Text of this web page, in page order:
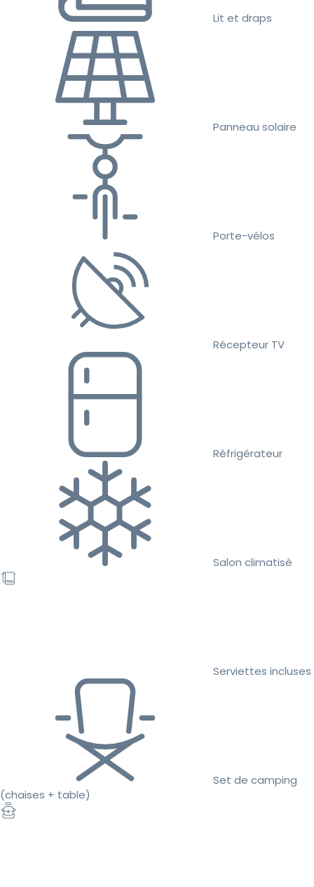
Lit et draps
Panneau solaire
Porte-vélos
Récepteur TV
Réfrigérateur
Salon climatisé
Serviettes incluses
Set de camping
(chaises + table)